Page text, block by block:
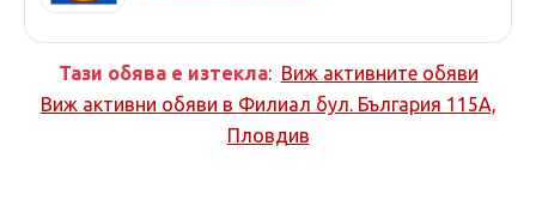
Тази обява е изтекла: Виж активните обяви
Виж активни обяви в Филиал бул. България 115А,
Пловдив